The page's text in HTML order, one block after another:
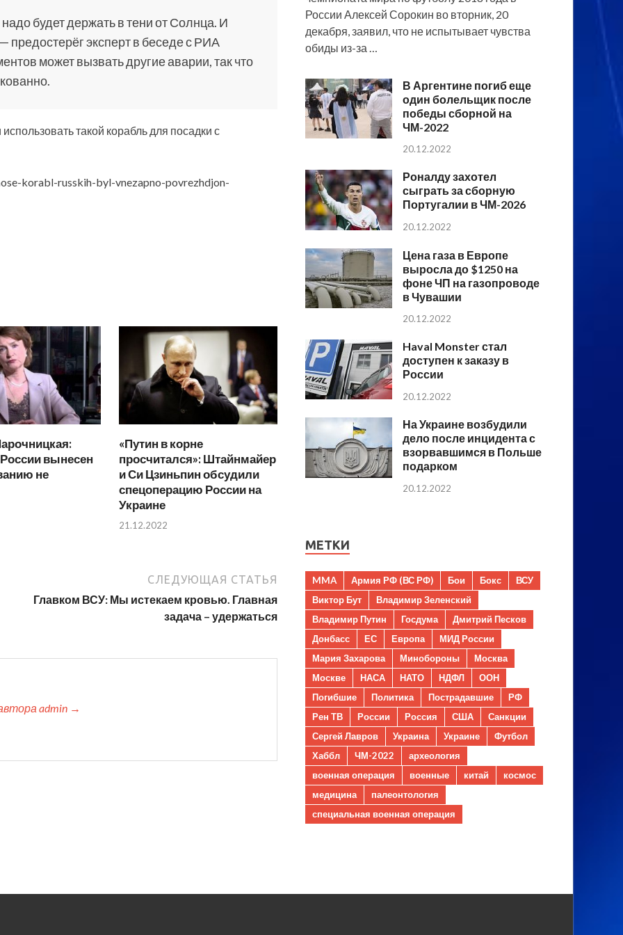
будет держать в тени от Солнца. И
предостерёг эксперт в беседе с РИА
может вызвать другие аварии, так что
такой корабль для посадки с
korabl-russkih-byl-vnezapno-povrezhdjon-
вынесен
не
«Путин в корне
просчитался»: Штайнмайер
и Си Цзиньпин обсудили
спецоперацию России на
Украине
21.12.2022
СЛЕДУЮЩАЯ СТАТЬЯ
Главком ВСУ: Мы истекаем кровью. Главная
задача – удержаться
admin →
России Алексей Сорокин во вторник, 20
декабря, заявил, что не испытывает чувства
обиды из-за …
В Аргентине погиб еще
один болельщик после
победы сборной на
ЧМ-2022
20.12.2022
Роналду захотел
сыграть за сборную
Португалии в ЧМ-2026
20.12.2022
Цена газа в Европе
выросла до $1250 на
фоне ЧП на газопроводе
в Чувашии
20.12.2022
Haval Monster стал
доступен к заказу в
России
20.12.2022
На Украине возбудили
дело после инцидента с
взорвавшимся в Польше
подарком
20.12.2022
МЕТКИ
MMA Армия РФ (ВС РФ) Бои Бокс
ВСУ
Виктор Бут
Владимир Зеленский
Владимир Путин
Госдума
Дмитрий Песков
Донбасс
ЕС Европа
МИД России
Мария Захарова
Минобороны
Москва
Москве
НАСА НАТО НДФЛ
ООН
Погибшие
Политика Пострадавшие
РФ
Рен ТВ
России Россия США
Санкции
Сергей Лавров
Украина Украине
Футбол
Хаббл
ЧМ-2022
археология
военная операция
военные китай
космос
медицина
палеонтология
специальная военная операция